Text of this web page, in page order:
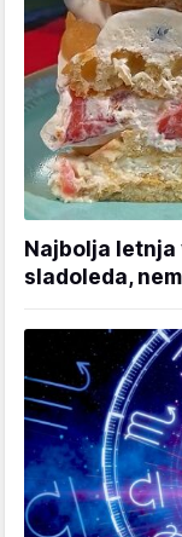
Najbolja letnja
sladoleda,